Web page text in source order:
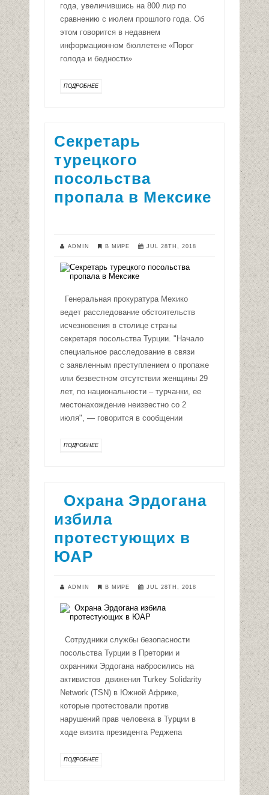
года, увеличившись на 800 лир по
сравнению с июлем прошлого года. Об
этом говорится в недавнем
информационном бюллетене «Порог
голода и бедности»
ПОДРОБНЕЕ
Секретарь
турецкого
посольства
пропала в Мексике
ADMIN В МИРЕ JUL 28TH, 2018
Генеральная прокуратура Мехико
ведет расследование обстоятельств
исчезновения в столице страны
секретаря посольства Турции. "Начало
специальное расследование в связи
с заявленным преступлением о пропаже
или безвестном отсутствии женщины 29
лет, по национальности – турчанки, ее
местонахождение неизвестно со 2
июля", — говорится в сообщении
ПОДРОБНЕЕ
Охрана Эрдогана
избила
протестующих в
ЮАР
ADMIN В МИРЕ JUL 28TH, 2018
Сотрудники службы безопасности
посольства Турции в Претории и
охранники Эрдогана набросились на
активистов движения Turkey Solidarity
Network (TSN) в Южной Африке,
которые протестовали против
нарушений прав человека в Турции в
ходе визита президента Реджепа
ПОДРОБНЕЕ